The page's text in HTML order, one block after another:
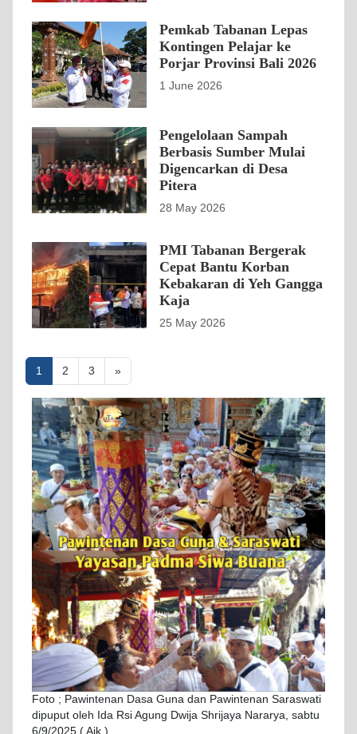
Pemkab Tabanan Lepas
Kontingen Pelajar ke
Porjar Provinsi Bali 2026
1 June 2026
Pengelolaan Sampah
Berbasis Sumber Mulai
Digencarkan di Desa
Pitera
28 May 2026
PMI Tabanan Bergerak
Cepat Bantu Korban
Kebakaran di Yeh Gangga
Kaja
25 May 2026
Posts
navigation
1 2 3 »
Foto ; Pawintenan Dasa Guna dan Pawintenan Saraswati
dipuput oleh Ida Rsi Agung Dwija Shrijaya Nararya, sabtu
6/9/2025 ( Ajk )